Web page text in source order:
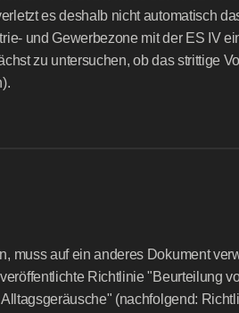
es deshalb nicht automatisch
und Gewerbezone mit der ES IV
zu untersuchen, ob das strittige
muss auf ein anderes Dokument
Richtlinie "Beurteilung
(nachfolgend: